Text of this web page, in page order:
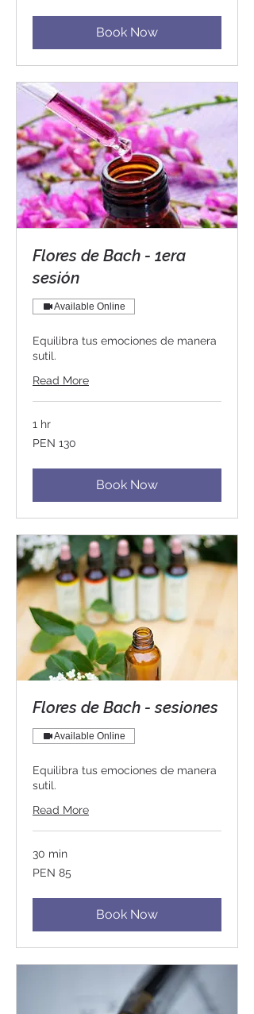
Book Now
Flores de Bach - 1era
sesión
Available Online
Equilibra tus emociones de manera
sutil.
Read More
1 hr
130
Peruvian
PEN 130
Book Now
Flores de Bach - sesiones
Available Online
Equilibra tus emociones de manera
sutil.
Read More
30 min
85
Peruvian
PEN 85
Book Now